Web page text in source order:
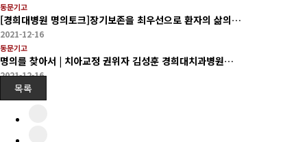
동문기고
[경희대병원 명의토크]장기보존을 최우선으로 환자의 삶의…
2021-12-16
동문기고
명의를 찾아서 | 치아교정 권위자 김성훈 경희대치과병원…
2021-12-16
목록